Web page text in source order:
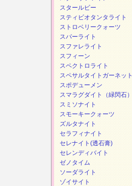
スタールビー
スティビオタンタライト
ストロベリークォーツ
スパーライト
スファレライト
スフィーン
スペクトロライト
スペサルタイトガーネット
スポデューメン
スマラグダイト（緑閃石）
スミソナイト
スモーキークォーツ
ズルタナイト
セラフィナイト
セレナイト(透石膏)
セレンディバイト
ゼノタイム
ソーダライト
ゾイサイト